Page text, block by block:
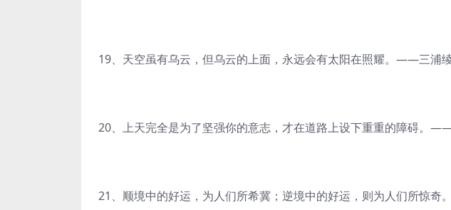
19、天空虽有乌云，但乌云的上面，永远会有太阳在照耀。——三浦
20、上天完全是为了坚强你的意志，才在道路上设下重重的障碍。
21、顺境中的好运，为人们所希冀；逆境中的好运，则为人们所惊